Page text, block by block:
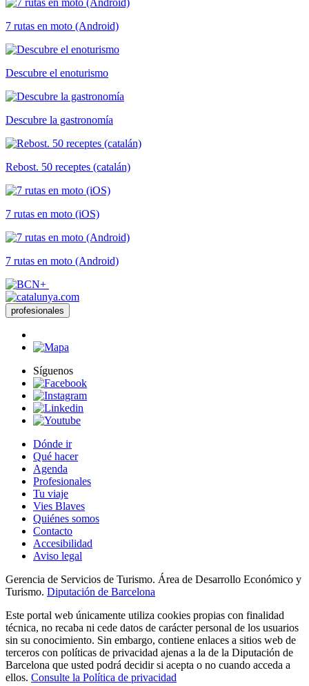
7 rutas en moto (Android)
Descubre el enoturismo
Descubre la gastronomía
Rebost. 50 receptes (catalán)
7 rutas en moto (iOS)
7 rutas en moto (Android)
profesionales
Síguenos
Dónde ir
Qué hacer
Agenda
Profesionales
Tu viaje
Vies Blaves
Quiénes somos
Contacto
Accesibilidad
Aviso legal
Gerencia de Servicios de Turismo. Área de Desarrollo Económico y
Turismo. Diputación de Barcelona
Este portal web únicamente utiliza cookies propias con finalidad
técnica, no recaba ni cede datos de carácter personal de los usuarios
sin su conocimiento. Sin embargo, contiene enlaces a sitios web de
terceros con políticas de privacidad ajenas a la de la Diputación de
Barcelona que usted podrá decidir si acepta o no cuando acceda a
ellos. Consulte la Política de privacidad